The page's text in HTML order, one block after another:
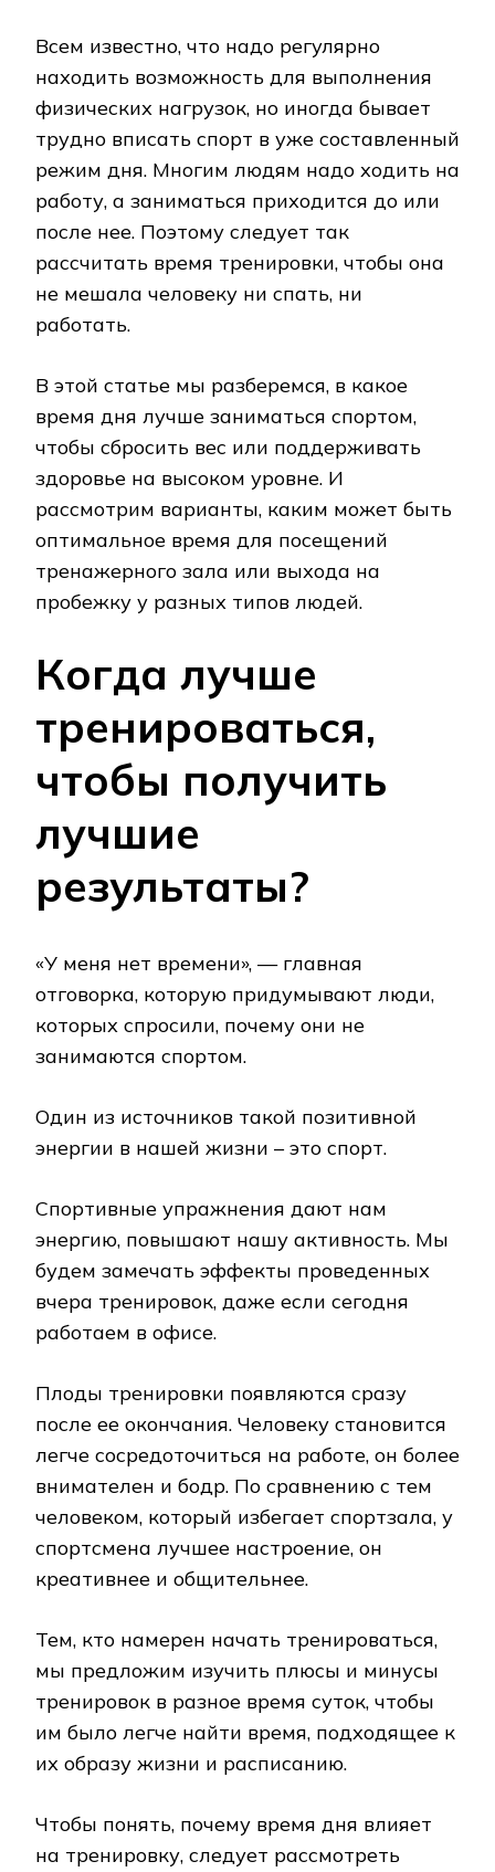
Всем известно, что надо регулярно
находить возможность для выполнения
физических нагрузок, но иногда бывает
трудно вписать спорт в уже составленный
режим дня. Многим людям надо ходить на
работу, а заниматься приходится до или
после нее. Поэтому следует так
рассчитать время тренировки, чтобы она
не мешала человеку ни спать, ни
работать.
В этой статье мы разберемся, в какое
время дня лучше заниматься спортом,
чтобы сбросить вес или поддерживать
здоровье на высоком уровне. И
рассмотрим варианты, каким может быть
оптимальное время для посещений
тренажерного зала или выхода на
пробежку у разных типов людей.
Когда лучше
тренироваться,
чтобы получить
лучшие
результаты?
«У меня нет времени», — главная
отговорка, которую придумывают люди,
которых спросили, почему они не
занимаются спортом.
Один из источников такой позитивной
энергии в нашей жизни – это спорт.
Спортивные упражнения дают нам
энергию, повышают нашу активность. Мы
будем замечать эффекты проведенных
вчера тренировок, даже если сегодня
работаем в офисе.
Плоды тренировки появляются сразу
после ее окончания. Человеку становится
легче сосредоточиться на работе, он более
внимателен и бодр. По сравнению с тем
человеком, который избегает спортзала, у
спортсмена лучшее настроение, он
креативнее и общительнее.
Тем, кто намерен начать тренироваться,
мы предложим изучить плюсы и минусы
тренировок в разное время суток, чтобы
им было легче найти время, подходящее к
их образу жизни и расписанию.
Чтобы понять, почему время дня влияет
на тренировку, следует рассмотреть